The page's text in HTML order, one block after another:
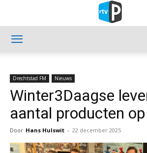
Drechtstad FM Nieuws
Winter3Daagse
aantal producten op
Door Hans Hulswit - 22 december 2025